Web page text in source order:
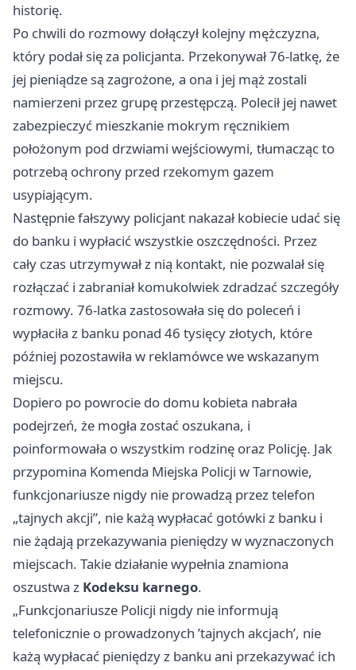
historię.
Po chwili do rozmowy dołączył kolejny mężczyzna,
który podał się za policjanta. Przekonywał 76-latkę, że
jej pieniądze są zagrożone, a ona i jej mąż zostali
namierzeni przez grupę przestępczą. Polecił jej nawet
zabezpieczyć mieszkanie mokrym ręcznikiem
położonym pod drzwiami wejściowymi, tłumacząc to
potrzebą ochrony przed rzekomym gazem
usypiającym.
Następnie fałszywy policjant nakazał kobiecie udać się
do banku i wypłacić wszystkie oszczędności. Przez
cały czas utrzymywał z nią kontakt, nie pozwalał się
rozłączać i zabraniał komukolwiek zdradzać szczegóły
rozmowy. 76-latka zastosowała się do poleceń i
wypłaciła z banku ponad 46 tysięcy złotych, które
później pozostawiła w reklamówce we wskazanym
miejscu.
Dopiero po powrocie do domu kobieta nabrała
podejrzeń, że mogła zostać oszukana, i
poinformowała o wszystkim rodzinę oraz Policję. Jak
przypomina Komenda Miejska Policji w Tarnowie,
funkcjonariusze nigdy nie prowadzą przez telefon
„tajnych akcji”, nie każą wypłacać gotówki z banku i
nie żądają przekazywania pieniędzy w wyznaczonych
miejscach. Takie działanie wypełnia znamiona
oszustwa z Kodeksu karnego.
„Funkcjonariusze Policji nigdy nie informują
telefonicznie o prowadzonych ’tajnych akcjach’, nie
każą wypłacać pieniędzy z banku ani przekazywać ich